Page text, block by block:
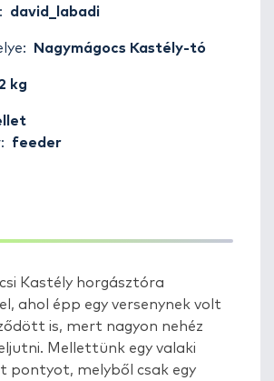
david_labadi
Nagymágocs Kastély-tó
kg
feeder
Kastély horgásztóra
ahol épp egy versenynek volt
is, mert nagyon nehéz
Mellettünk egy valaki
pontyot, melyből csak egy